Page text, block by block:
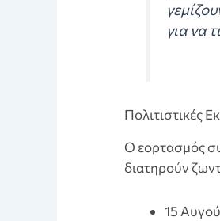
για να
Πολιτιστικές
O εορτασμός
διατηρούν
15